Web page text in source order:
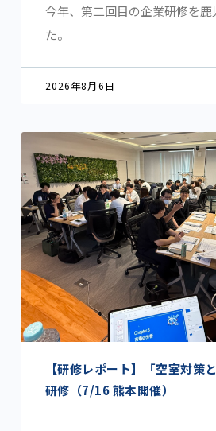
今年、第二回目の企業研修を
た。
2026年8月6日
【研修レポート】「空室対策
研修（7/16 熊本開催）